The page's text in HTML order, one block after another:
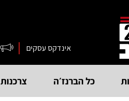
אינדקס עסקים
כל הברנז׳ה צרכנות